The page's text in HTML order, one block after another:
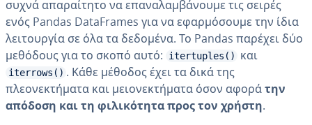
συχνά απαραίτητο να επαναλαμβάνουμε τις σειρές
ενός Pandas DataFrames για να εφαρμόσουμε την ίδια
λειτουργία σε όλα τα δεδομένα. Το Pandas παρέχει δύο
μεθόδους για το σκοπό αυτό:
itertuples() και
iterrows() . Κάθε μέθοδος έχει τα δικά της
πλεονεκτήματα και μειονεκτήματα όσον αφοράτην
απόδοση και τη φιλικότητα προς τον χρήστη.